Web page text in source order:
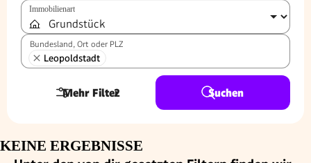
Immobilienart
Bundesland, Ort oder PLZ
Leopoldstadt
Mehr Filter
2 Suchen
KEINE ERGEBNISSE